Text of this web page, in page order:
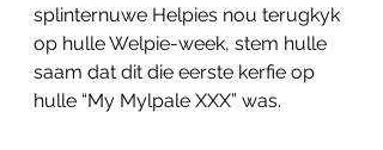
splinternuwe Helpies nou terugkyk
op hulle Welpie-week, stem hulle
saam dat dit die eerste kerfie op
hulle “My Mylpale XXX” was.